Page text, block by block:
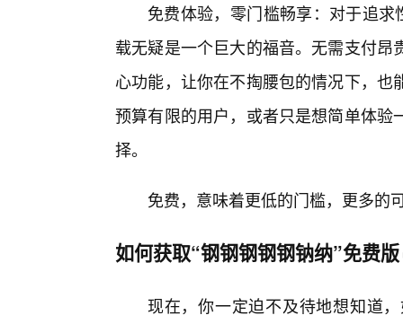
免费体验，零门槛畅享：对于追求
载无疑是一个巨大的福音。无需支付
心功能，让你在不掏腰包的情况下，
预算有限的用户，或者只是想简单体
择。
免费，意味着更低的门槛，更多的
如何获取“钢钢钢钢钢钠纳”免费
现在，你一定迫不及待地想知道